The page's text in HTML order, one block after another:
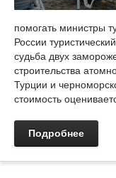
помогать министры
России
судьба двух
строительства
Турции и
стоимость
Подробнее